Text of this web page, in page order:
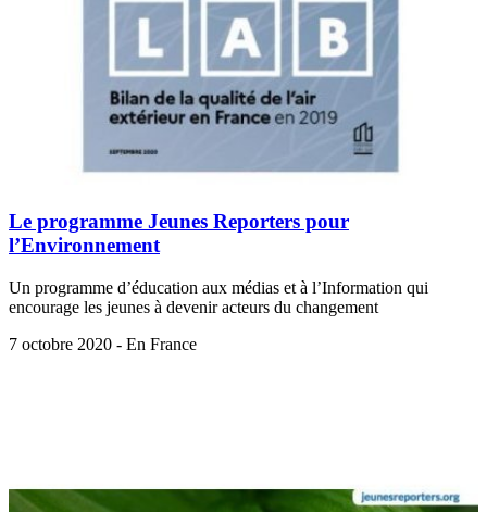
Le programme Jeunes Reporters pour
l’Environnement
Un programme d’éducation aux médias et à l’Information qui
encourage les jeunes à devenir acteurs du changement
7 octobre 2020 - En France